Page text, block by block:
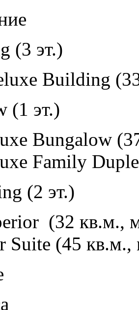
(3 эт.)
Building
(1 эт.)
Bungalow
Family
(2 эт.)
(32 кв.м.,
Suite (45 кв.м.,